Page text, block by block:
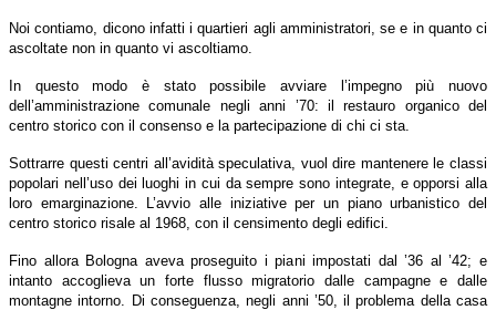
Noi contiamo, dicono infatti i quartieri agli amministratori, se e in quanto ci
ascoltate non in quanto vi ascoltiamo.
In questo modo è stato possibile avviare l’impegno più nuovo
dell’amministrazione comunale negli anni ’70: il restauro organico del
centro storico con il consenso e la partecipazione di chi ci sta.
Sottrarre questi centri all’avidità speculativa, vuol dire mantenere le classi
popolari nell’uso dei luoghi in cui da sempre sono integrate, e opporsi alla
loro emarginazione. L’avvio alle iniziative per un piano urbanistico del
centro storico risale al 1968, con il censimento degli edifici.
Fino allora Bologna aveva proseguito i piani impostati dal ’36 al ’42; e
intanto accoglieva un forte flusso migratorio dalle campagne e dalle
montagne intorno. Di conseguenza, negli anni ’50, il problema della casa